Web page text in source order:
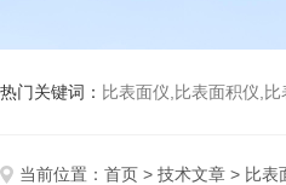
热门关键词： 比表面仪,比表面积仪,比表面
当前位置： 首页 > 技术文章 > 比表